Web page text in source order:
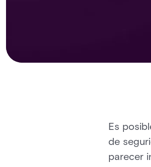
Es
de
parecer